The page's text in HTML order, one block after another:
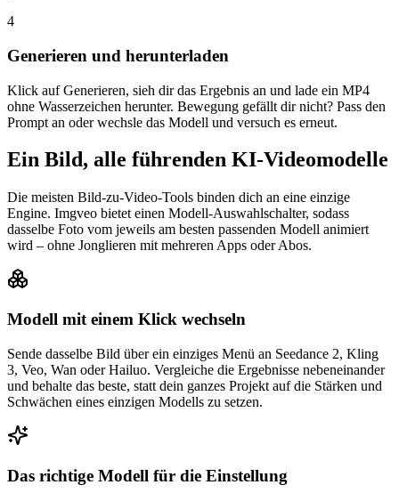
4
Generieren und herunterladen
Klick auf Generieren, sieh dir das Ergebnis an und lade ein MP4
ohne Wasserzeichen herunter. Bewegung gefällt dir nicht? Pass den
Prompt an oder wechsle das Modell und versuch es erneut.
Ein Bild, alle führenden KI-Videomodelle
Die meisten Bild-zu-Video-Tools binden dich an eine einzige
Engine. Imgveo bietet einen Modell-Auswahlschalter, sodass
dasselbe Foto vom jeweils am besten passenden Modell animiert
wird – ohne Jonglieren mit mehreren Apps oder Abos.
Modell mit einem Klick wechseln
Sende dasselbe Bild über ein einziges Menü an Seedance 2, Kling
3, Veo, Wan oder Hailuo. Vergleiche die Ergebnisse nebeneinander
und behalte das beste, statt dein ganzes Projekt auf die Stärken und
Schwächen eines einzigen Modells zu setzen.
Das richtige Modell für die Einstellung